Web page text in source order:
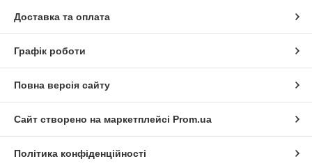
Доставка та оплата
Графік роботи
Повна версія сайту
Сайт створено на маркетплейсі Prom.ua
Політика конфіденційності